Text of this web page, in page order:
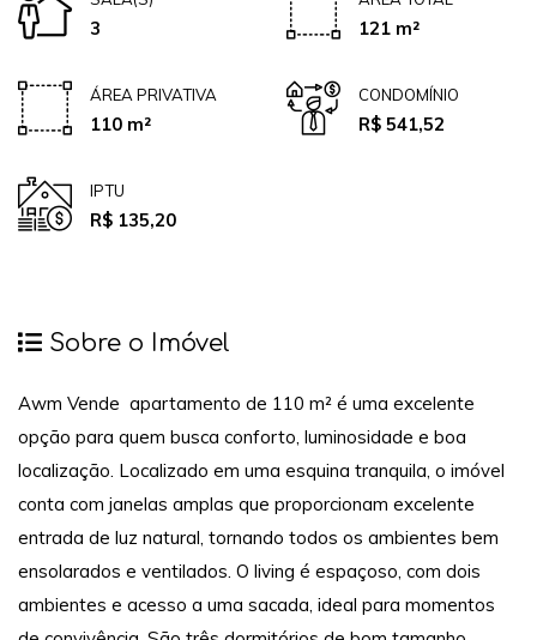
3 121 m²
ÁREA PRIVATIVA
110 m²
CONDOMÍNIO
R$ 541,52
IPTU
R$ 135,20
Sobre o Imóvel
Awm Vende apartamento de 110 m² é uma excelente
opção para quem busca conforto, luminosidade e boa
localização. Localizado em uma esquina tranquila, o imóvel
conta com janelas amplas que proporcionam excelente
entrada de luz natural, tornando todos os ambientes bem
ensolarados e ventilados. O living é espaçoso, com dois
ambientes e acesso a uma sacada, ideal para momentos